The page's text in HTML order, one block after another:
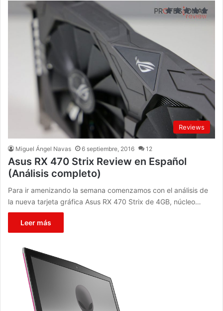
Reviews
Miguel Ángel Navas 6 septiembre, 2016 12
Asus RX 470 Strix Review en Español
(Análisis completo)
Para ir amenizando la semana comenzamos con el análisis de
la nueva tarjeta gráfica Asus RX 470 Strix de 4GB, núcleo…
Leer más